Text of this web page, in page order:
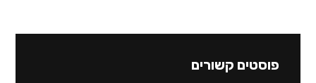
פוסטים קשורים